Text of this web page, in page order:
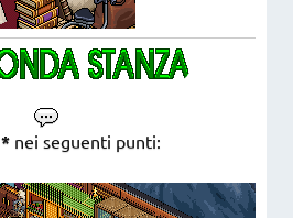
*nei seguenti punti: